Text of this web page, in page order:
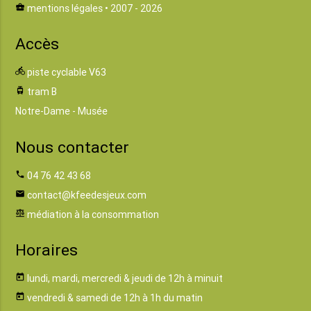
business_center mentions légales • 2007 - 2026
Accès
directions_bike piste cyclable V63
tram tram B
Notre-Dame - Musée
Nous contacter
phone 04 76 42 43 68
email contact@kfeedesjeux.com
balance médiation à la consommation
Horaires
today lundi, mardi, mercredi & jeudi de 12h à minuit
today vendredi & samedi de 12h à 1h du matin